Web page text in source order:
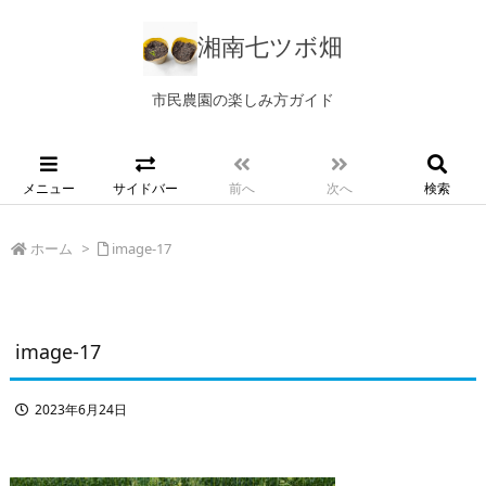
湘南七ツボ畑
市民農園の楽しみ方ガイド
メニュー サイドバー 前へ 次へ 検索
ホーム > image-17
image-17
2023年6月24日